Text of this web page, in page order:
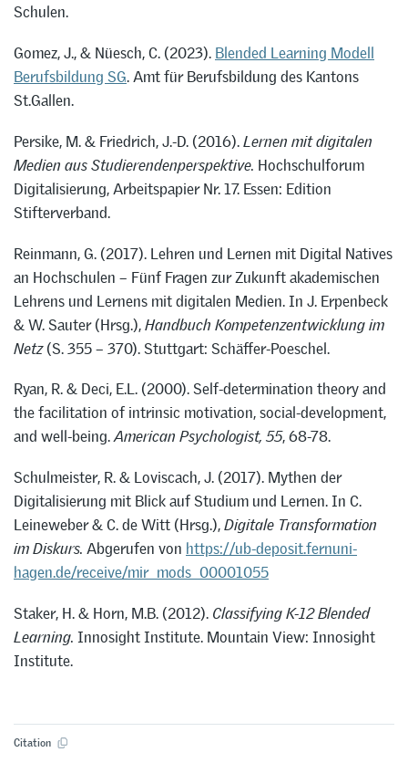
Schulen.
Gomez, J., & Nüesch, C. (2023). Blended Learning Modell
Berufsbildung SG. Amt für Berufsbildung des Kantons
St.Gallen.
Persike, M. & Friedrich, J.-D. (2016).Lernen mit digitalen
Medien aus Studierendenperspektive. Hochschulforum
Digitalisierung, Arbeitspapier Nr. 17. Essen: Edition
Stifterverband.
Reinmann, G. (2017). Lehren und Lernen mit Digital Natives
an Hochschulen – Fünf Fragen zur Zukunft akademischen
Lehrens und Lernens mit digitalen Medien. In J. Erpenbeck
& W. Sauter (Hrsg.),Handbuch Kompetenzentwicklung im
Netz(S. 355 – 370). Stuttgart: Schäffer-Poeschel.
Ryan, R. & Deci, E.L. (2000). Self-determination theory and
the facilitation of intrinsic motivation, social-development,
and well-being.American Psychologist, 55, 68-78.
Schulmeister, R. & Loviscach, J. (2017). Mythen der
Digitalisierung mit Blick auf Studium und Lernen. In C.
Leineweber & C. de Witt (Hrsg.),Digitale Transformation
im Diskurs. Abgerufen von https://ub-deposit.fernuni-
hagen.de/receive/mir_mods_00001055
Staker, H. & Horn, M.B. (2012). Classifying K-12 Blended
Learning. Innosight Institute. Mountain View: Innosight
Institute.
Citation